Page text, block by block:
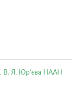
В. Я. Юр’єва НААН